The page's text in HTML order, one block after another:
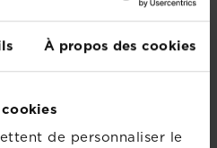
À propos des cookies
de personnaliser le
(Brunnera
(Passiflora)